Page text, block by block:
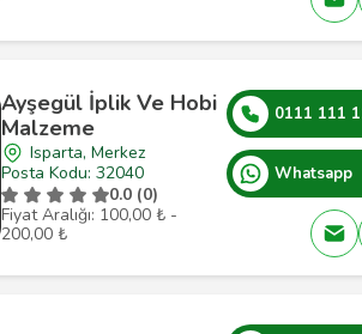
Ayşegül İplik Ve Hobi
Malzeme
Isparta, Merkez
Posta Kodu: 32040
0.0 (0)
Fiyat Aralığı: 100,00 ₺ -
200,00 ₺
0111 111
Whatsapp